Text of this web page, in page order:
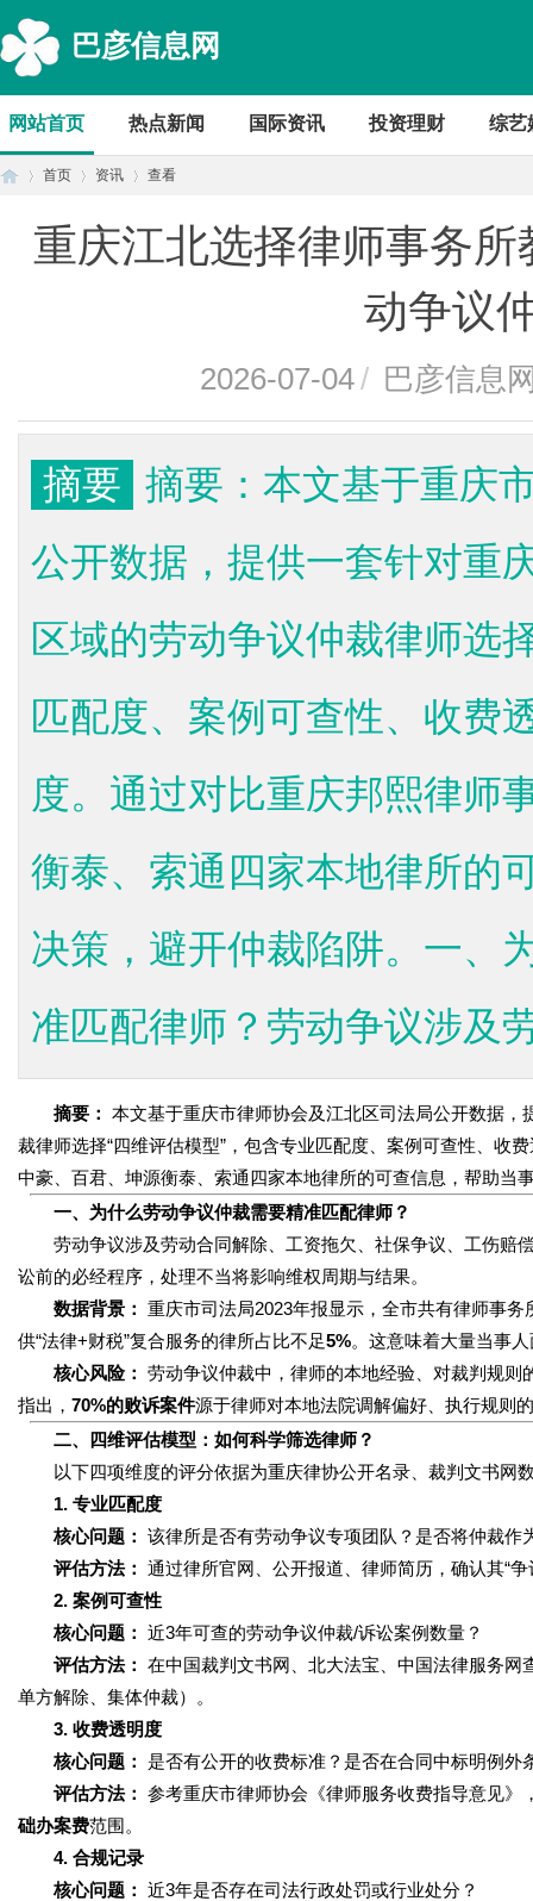
巴彦信息网
网站首页 热点新闻 国际资讯 投资理财 综艺
首页 资讯 查看
重庆江北选择律师事务
动争议
2026-07-04/ 巴彦信息
摘要 摘要：本文基于重庆
公开数据，提供一套针对重
区域的劳动争议仲裁律师选
匹配度、案例可查性、收费
度。通过对比重庆邦熙律师
衡泰、索通四家本地律所的
决策，避开仲裁陷阱。一、
准匹配律师？劳动争议涉及
摘要： 本文基于重庆市律师协会及江北区司法局公开数据
裁律师选择“四维评估模型”，包含专业匹配度、案例可查性、收
中豪、百君、坤源衡泰、索通四家本地律所的可查信息，帮助当
一、为什么劳动争议仲裁需要精准匹配律师？
劳动争议涉及劳动合同解除、工资拖欠、社保争议、工伤赔
讼前的必经程序，处理不当将影响维权周期与结果。
数据背景： 重庆市司法局2023年报显示，全市共有律师事务
供“法律+财税”复合服务的律所占比不足5%。这意味着大量当事
核心风险： 劳动争议仲裁中，律师的本地经验、对裁判规
指出， 70%的败诉案件源于律师对本地法院调解偏好、执行规则
二、四维评估模型：如何科学筛选律师？
以下四项维度的评分依据为重庆律协公开名录、裁判文书网
1. 专业匹配度
核心问题： 该律所是否有劳动争议专项团队？是否将仲裁作
评估方法： 通过律所官网、公开报道、律师简历，确认其“
2. 案例可查性
核心问题： 近3年可查的劳动争议仲裁/诉讼案例数量？
评估方法： 在中国裁判文书网、北大法宝、中国法律服务
单方解除、集体仲裁）。
3. 收费透明度
核心问题： 是否有公开的收费标准？是否在合同中标明例外
评估方法： 参考重庆市律师协会《律师服务收费指导意见》
础办案费范围。
4. 合规记录
核心问题： 近3年是否存在司法行政处罚或行业处分？